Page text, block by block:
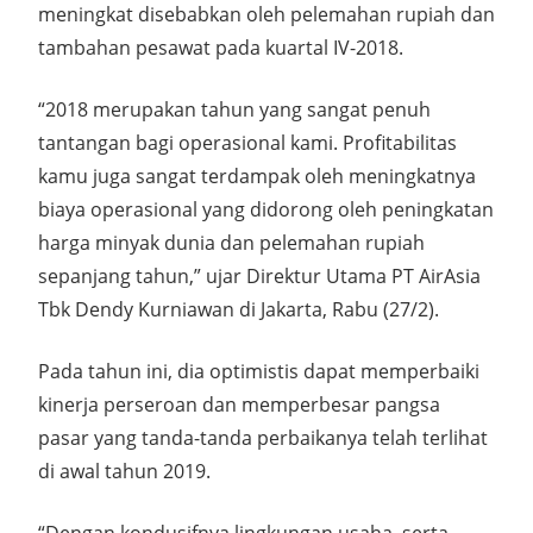
meningkat disebabkan oleh pelemahan rupiah dan
tambahan pesawat pada kuartal IV-2018.
“2018 merupakan tahun yang sangat penuh
tantangan bagi operasional kami. Profitabilitas
kamu juga sangat terdampak oleh meningkatnya
biaya operasional yang didorong oleh peningkatan
harga minyak dunia dan pelemahan rupiah
sepanjang tahun,” ujar Direktur Utama PT AirAsia
Tbk Dendy Kurniawan di Jakarta, Rabu (27/2).
Pada tahun ini, dia optimistis dapat memperbaiki
kinerja perseroan dan memperbesar pangsa
pasar yang tanda-tanda perbaikanya telah terlihat
di awal tahun 2019.